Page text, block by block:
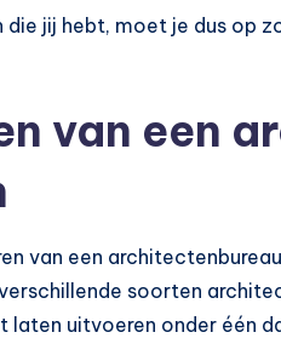
die jij hebt, moet je dus op
van een
van een
soorten
laten uitvoeren onder één